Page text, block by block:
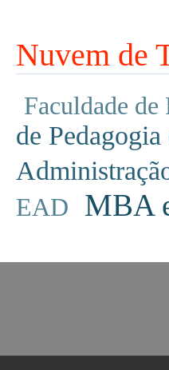
Nuvem de
Faculdade de
de Pedagogia
EAD MBA